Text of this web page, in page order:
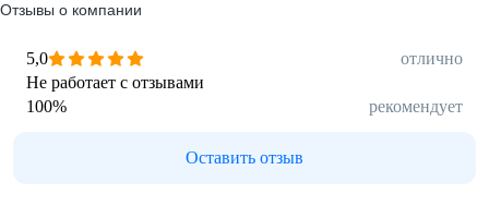
Отзывы о компании
5,0
отлично
Не работает с отзывами
100% рекомендует
Оставить отзыв